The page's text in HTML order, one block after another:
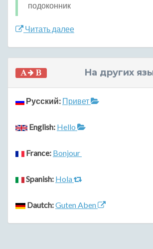
подоконник
Читать далее
На других
Русский: Привет
English: Hello
France: Bonjour
Spanish: Hola
Dautch:Guten Aben